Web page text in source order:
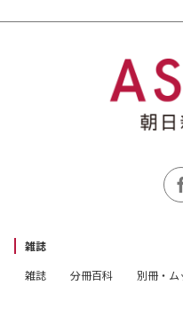
雑誌
雑誌
分冊百科 別冊・ム